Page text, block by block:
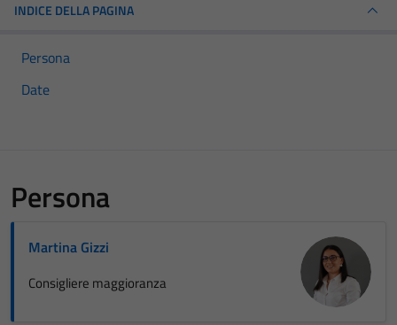
INDICE DELLA PAGINA
Persona
Date
Persona
Martina Gizzi
Consigliere maggioranza